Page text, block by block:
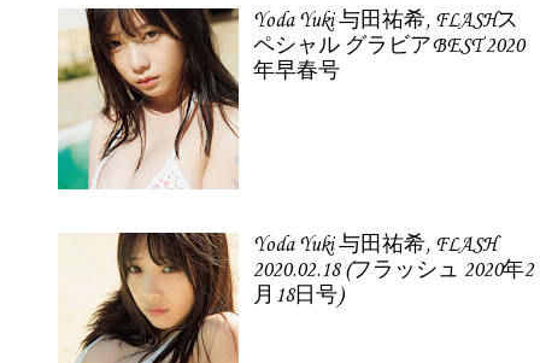
Yoda Yuki 与田祐希, FLASHス
ペシャル グラビアBEST 2020
年早春号
Yoda Yuki 与田祐希, FLASH
2020.02.18 (フラッシュ 2020年2
月18日号)